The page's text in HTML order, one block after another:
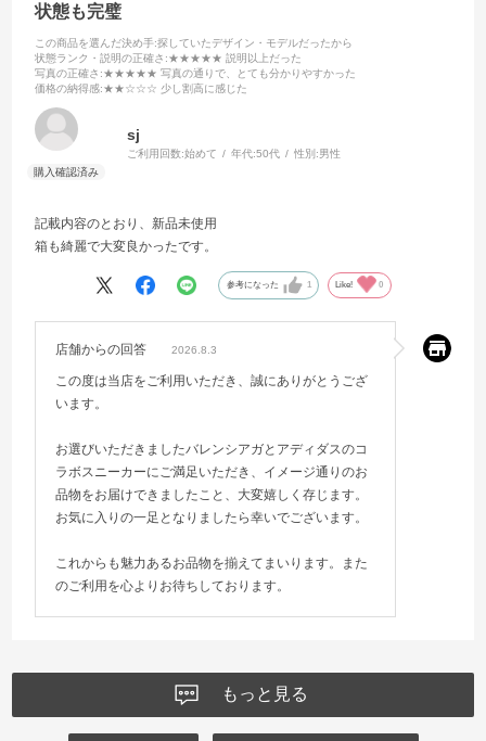
状態も完璧
この商品を選んだ決め手:探していたデザイン・モデルだったから
状態ランク・説明の正確さ :★★★★★ 説明以上だった
写真の正確さ :★★★★★ 写真の通りで、とても分かりやすかった
価格の納得感:★★☆☆☆ 少し割高に感じた
sj
ご利用回数:始めて 年代:50代 性別:男性
記載内容のとおり、新品未使用
箱も綺麗で大変良かったです。
参考になった 1 Like! 0
店舗からの回答 2026.8.3
この度は当店をご利用いただき、誠にありがとうござ
います。
お選びいただきましたバレンシアガとアディダスのコ
ラボスニーカーにご満足いただき、イメージ通りのお
品物をお届けできましたこと、大変嬉しく存じます。
お気に入りの一足となりましたら幸いでございます。
これからも魅力あるお品物を揃えてまいります。また
のご利用を心よりお待ちしております。
もっと見る